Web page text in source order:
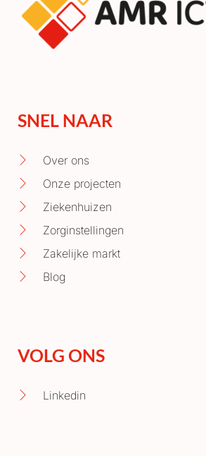
SNEL NAAR
Over ons
Onze projecten
Ziekenhuizen
Zorginstellingen
Zakelijke markt
Blog
VOLG ONS
Linkedin